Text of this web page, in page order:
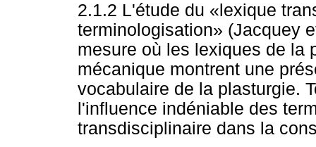
2.1.2 L'étude du «lexique
terminologisation» (Jacquey
mesure où les lexiques de la
mécanique montrent une
vocabulaire de la plasturgie.
l'influence indéniable des
transdisciplinaire dans la